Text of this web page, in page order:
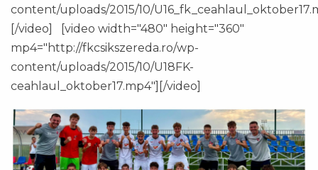
content/uploads/2015/10/
[/video] [video width="480" height="360"
mp4="http://fkcsikszereda.ro/wp-
content/uploads/2015/10/U18FK-
ceahlaul_oktober17.mp4"][/video]